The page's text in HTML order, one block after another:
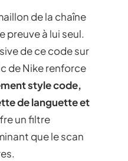
de la chaîne
preuve à lui seul.
de ce code sur
de Nike renforce
style code,
de languette et
un filtre
que le scan